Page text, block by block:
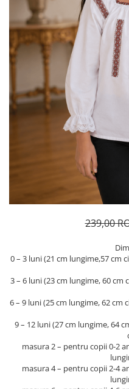
Tricouri
Treninguri
Ii traditionale
Rochii traditionale
Rochii Elegante
Costume populare
Fote & Catrinte
Jucarii
239,00
0 – 3 luni (21 cm lungime,57 cm
3 – 6 luni (23 cm lungime, 60
6 – 9 luni (25 cm lungime, 62
9 – 12 luni (27 cm lungime, 64
masura 2 – pentru copii 0-2
masura 4 – pentru copii 2-4